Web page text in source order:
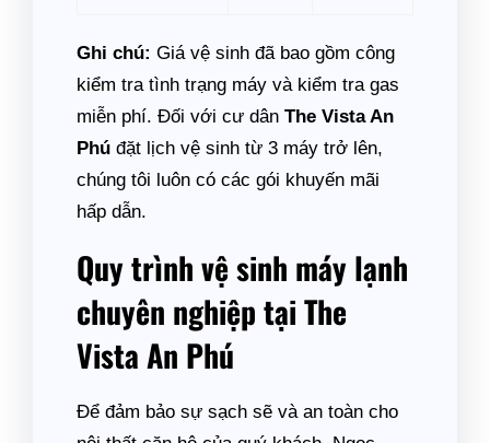
Ghi chú: Giá vệ sinh đã bao gồm công
kiểm tra tình trạng máy và kiểm tra gas
miễn phí. Đối với cư dân The Vista An
Phú đặt lịch vệ sinh từ 3 máy trở lên,
chúng tôi luôn có các gói khuyến mãi
hấp dẫn.
Quy trình vệ sinh máy lạnh
chuyên nghiệp tại The
Vista An Phú
Để đảm bảo sự sạch sẽ và an toàn cho